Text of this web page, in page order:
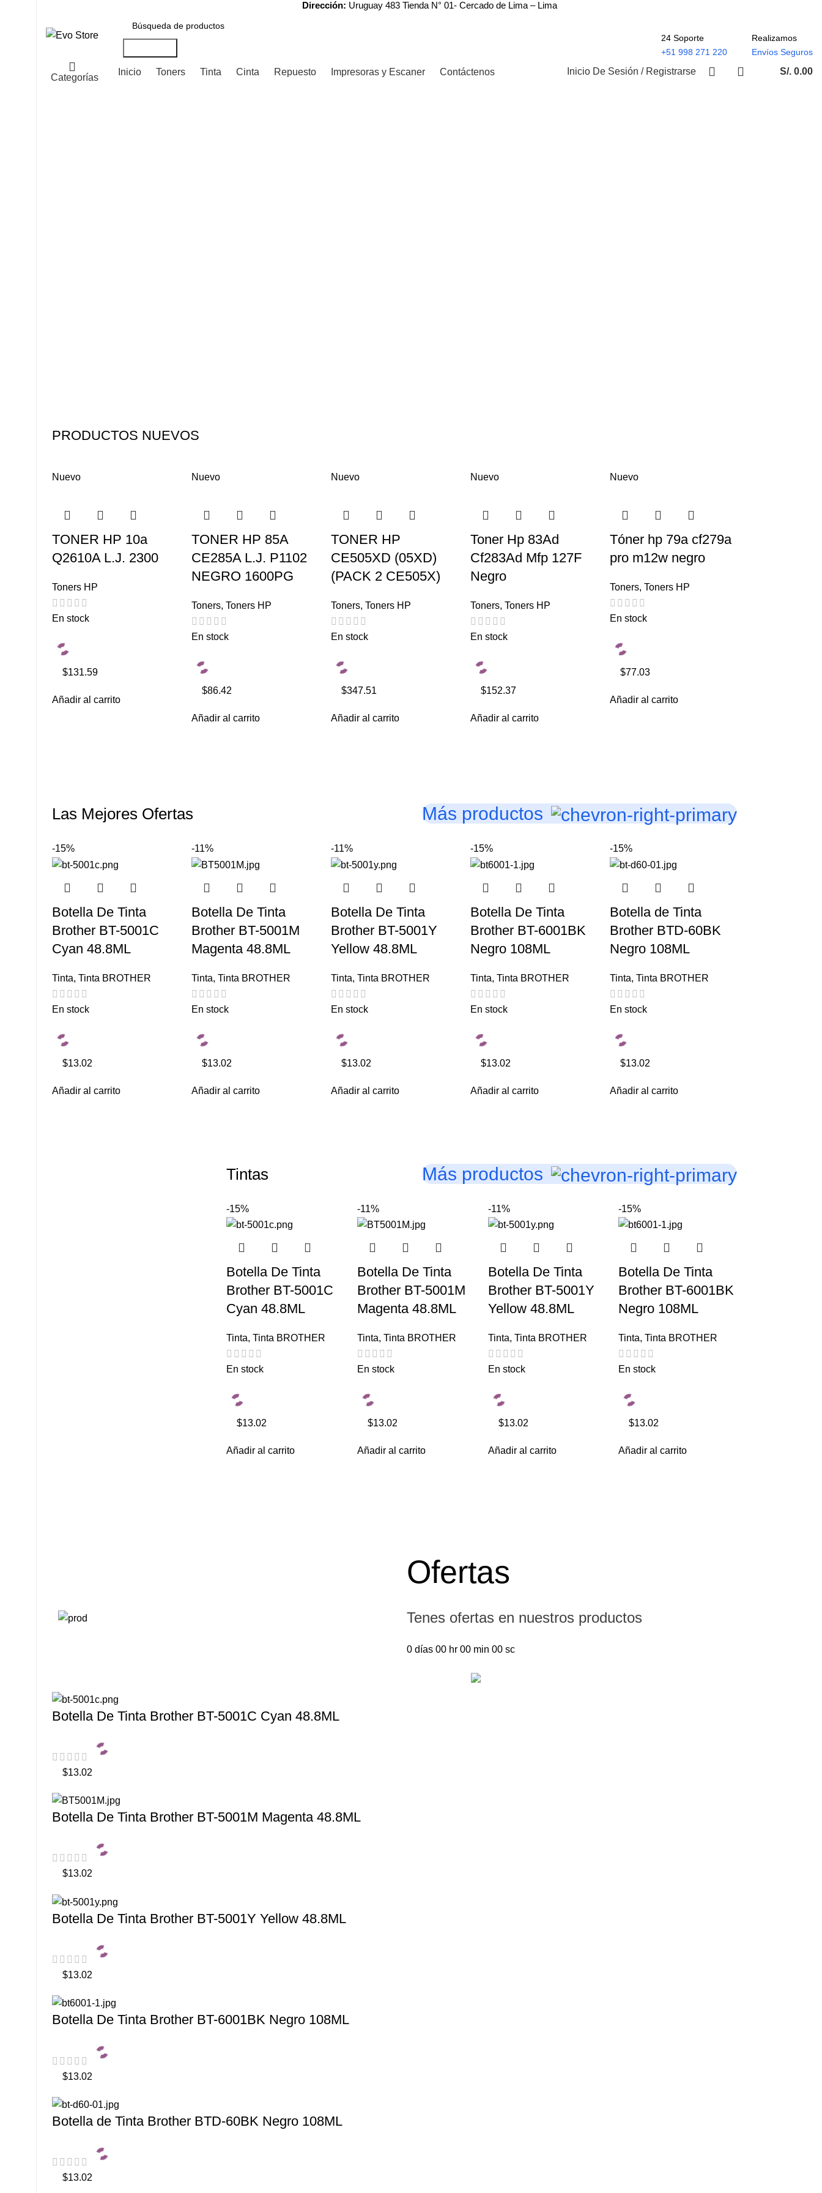
Dirección: Uruguay 483 Tienda N° 01- Cercado de Lima – Lima
24 Soporte
+51 998 271 220
Realizamos
Envíos Seguros
Categorías
Inicio Toners Tinta Cinta Repuesto Impresoras y Escaner Contáctenos Inicio De Sesión / Registrarse S/. 0.00
PRODUCTOS NUEVOS
Nuevo
TONER HP 10a
Q2610A L.J. 2300
Toners HP
En stock
$131.59
Añadir al carrito
Nuevo
TONER HP 85A
CE285A L.J. P1102
NEGRO 1600PG
Toners, Toners HP
En stock
$86.42
Añadir al carrito
Nuevo
TONER HP
CE505XD (05XD)
(PACK 2 CE505X)
Toners, Toners HP
En stock
$347.51
Añadir al carrito
Nuevo
Toner Hp 83Ad
Cf283Ad Mfp 127F
Negro
Toners, Toners HP
En stock
$152.37
Añadir al carrito
Nuevo
Tóner hp 79a cf279a
pro m12w negro
Toners, Toners HP
En stock
$77.03
Añadir al carrito
Las Mejores Ofertas Más productos
-15%
Botella De Tinta
Brother BT-5001C
Cyan 48.8ML
Tinta, Tinta BROTHER
En stock
$13.02
Añadir al carrito
-11%
Botella De Tinta
Brother BT-5001M
Magenta 48.8ML
Tinta, Tinta BROTHER
En stock
$13.02
Añadir al carrito
-11%
Botella De Tinta
Brother BT-5001Y
Yellow 48.8ML
Tinta, Tinta BROTHER
En stock
$13.02
Añadir al carrito
-15%
Botella De Tinta
Brother BT-6001BK
Negro 108ML
Tinta, Tinta BROTHER
En stock
$13.02
Añadir al carrito
-15%
Botella de Tinta
Brother BTD-60BK
Negro 108ML
Tinta, Tinta BROTHER
En stock
$13.02
Añadir al carrito
Tintas Más productos
-15%
Botella De Tinta
Brother BT-5001C
Cyan 48.8ML
Tinta, Tinta BROTHER
En stock
$13.02
Añadir al carrito
-11%
Botella De Tinta
Brother BT-5001M
Magenta 48.8ML
Tinta, Tinta BROTHER
En stock
$13.02
Añadir al carrito
-11%
Botella De Tinta
Brother BT-5001Y
Yellow 48.8ML
Tinta, Tinta BROTHER
En stock
$13.02
Añadir al carrito
-15%
Botella De Tinta
Brother BT-6001BK
Negro 108ML
Tinta,Tinta BROTHER
En stock
$13.02
Añadir al carrito
Ofertas
Tenes ofertas en nuestros productos
0días00 hr00 min00sc
Botella De Tinta Brother BT-5001C Cyan 48.8ML
$13.02
Botella De Tinta Brother BT-5001M Magenta 48.8ML
$13.02
Botella De Tinta Brother BT-5001Y Yellow 48.8ML
$13.02
Botella De Tinta Brother BT-6001BK Negro 108ML
$13.02
Botella de Tinta Brother BTD-60BK Negro 108ML
$13.02